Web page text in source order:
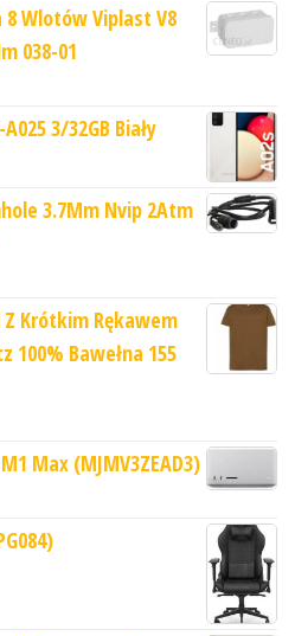
Wlotów Viplast V8
038-01
3/32GB Biały
3.7Mm Nvip 2Atm
Z Krótkim Rękawem
100% Bawełna 155
Max (MJMV3ZEAD3)